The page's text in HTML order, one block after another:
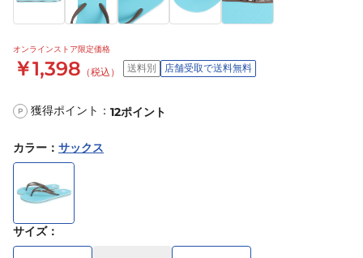
オンラインストア限定価格
￥1,398 （税込） 送料別 店舗受取で送料無料
P 獲得ポイント： 12ポイント
カラー ： サックス
サイズ：